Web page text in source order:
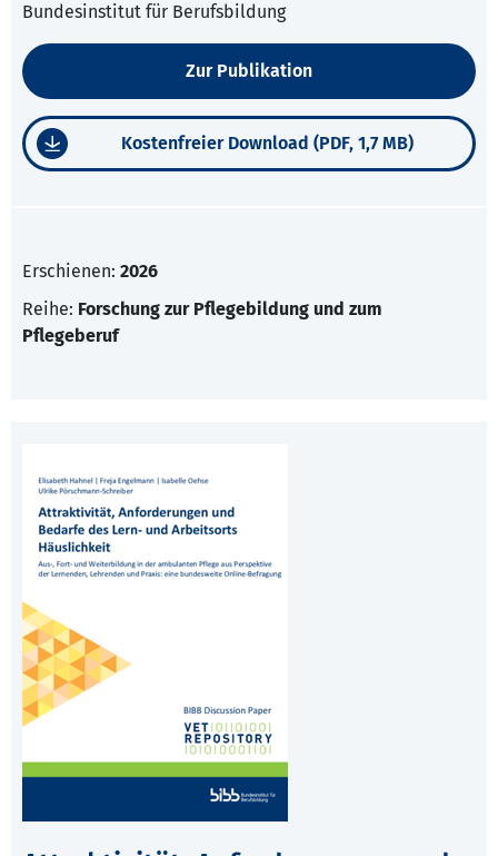
Bundesinstitut für Berufsbildung
Zur Publikation
Kostenfreier Download (PDF, 1,7 MB)
Erschienen: 2026
Reihe: Forschung zur Pflegebildung und zum
Pflegeberuf